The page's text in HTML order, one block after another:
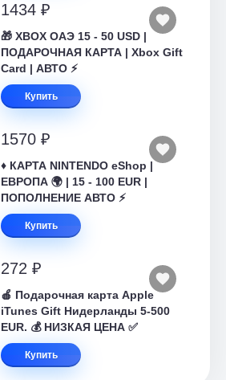
1434 ₽
🎁 XBOX ОАЭ 15 - 50 USD |
ПОДАРОЧНАЯ КАРТА | Xbox Gift
Card | АВТО ⚡
Купить
1570 ₽
♦️ КАРТА NINTENDO eShop |
ЕВРОПА 🌍 | 15 - 100 EUR |
ПОПОЛНЕНИЕ АВТО ⚡
Купить
272 ₽
🍎 Подарочная карта Apple
iTunes Gift Нидерланды 5-500
EUR. 💰 НИЗКАЯ ЦЕНА ✅
Купить